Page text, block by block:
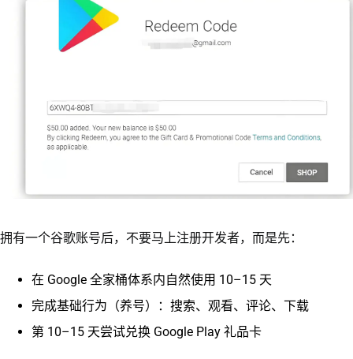
拥有一个谷歌账号后，不要马上注册开发者，而是先：
在 Google 全家桶体系内自然使用 10–15 天
完成基础行为（养号）：搜索、观看、评论、下载
第 10–15 天尝试兑换 Google Play 礼品卡